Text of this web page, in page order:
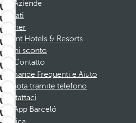
Aziende
Affiliati
Partner
Dorint Hotels & Resorts
Buoni sconto
Contatto
Domande Frequenti e Aiuto
Prenota tramite telefono
Contattaci
App Barceló